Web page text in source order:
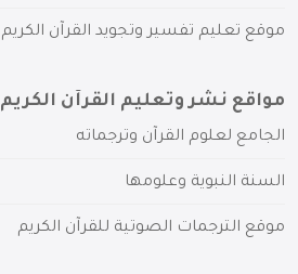
موقع تعليم تفسير وتجويد القرآن الكريم
مواقع نشر وتعليم القرآن الكريم
الجامع لعلوم القرآن وترجماته
السنة النبوية وعلومها
موقع الترجمات الصوتية للقرآن الكريم